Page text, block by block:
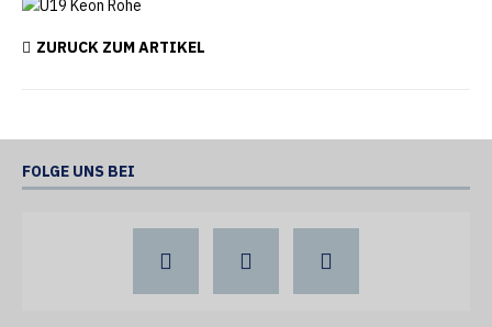
ZURÜCK ZUM ARTIKEL
FOLGE UNS BEI